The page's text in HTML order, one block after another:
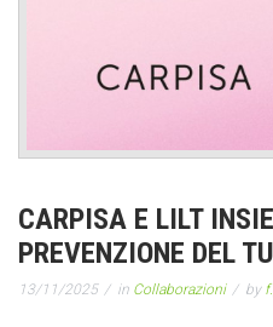
CARPISA E LILT
PREVENZIONE DEL
13/11/2025 in Collaborazioni by